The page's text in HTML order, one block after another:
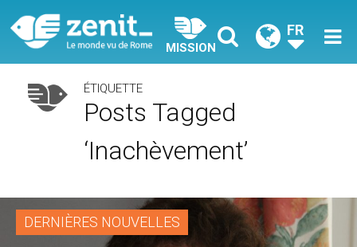
MISSION
FR
ÉTIQUETTE
Posts Tagged
‘inachèvement’
DERNIÈRES NOUVELLES